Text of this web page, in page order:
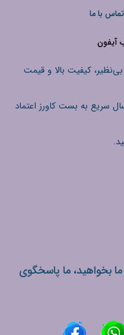
تماس با ما
آیفون
کیفیت بالا و قیمت
سریع به بست کاورز اعتماد
بخواهید، ما پاسخگوی